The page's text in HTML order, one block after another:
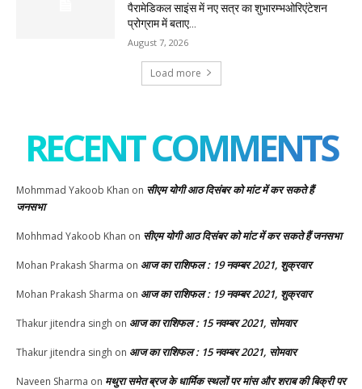
पैरामेडिकल साइंस में नए सत्र का शुभारम्भओरिएंटेशन
प्रोग्राम में बताए...
August 7, 2026
Load more
RECENT COMMENTS
Mohmmad Yakoob Khan on सीएम योगी आठ दिसंबर को मांट में कर सकते हैं
जनसभा
Mohhmad Yakoob Khan on सीएम योगी आठ दिसंबर को मांट में कर सकते हैं जनसभा
Mohan Prakash Sharma on आज का राशिफल : 19 नवम्बर 2021, शुक्रवार
Mohan Prakash Sharma on आज का राशिफल : 19 नवम्बर 2021, शुक्रवार
Thakur jitendra singh on आज का राशिफल : 15 नवम्बर 2021, सोमवार
Thakur jitendra singh on आज का राशिफल : 15 नवम्बर 2021, सोमवार
Naveen Sharma on मथुरा समेत ब्रज के धार्मिक स्थलों पर मांस और शराब की बिक्री पर